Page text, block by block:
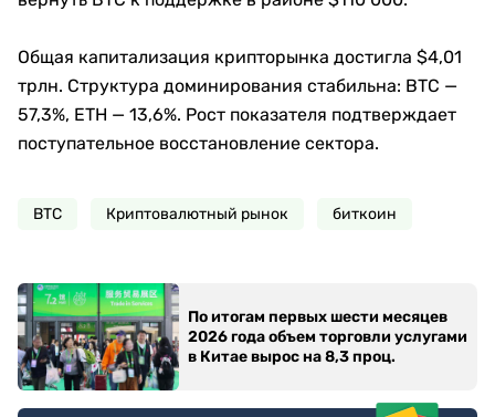
Общая капитализация крипторынка достигла $4,01
трлн. Структура доминирования стабильна: BTC —
57,3%, ETH — 13,6%. Рост показателя подтверждает
поступательное восстановление сектора.
BTC Криптовалютный рынок биткоин
По итогам первых шести месяцев
2026 года объем торговли услугами
в Китае вырос на 8,3 проц.